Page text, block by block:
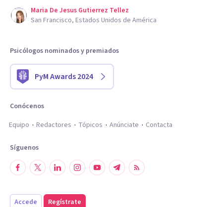
Maria De Jesus Gutierrez Tellez
San Francisco, Estados Unidos de América
Psicólogos nominados y premiados
PyM Awards 2024
Conócenos
Equipo
Redactores Tópicos Anúnciate Contacta
Síguenos
Accede Regístrate